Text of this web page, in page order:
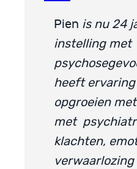
Pien is nu 24
instelling met
heeft
opgroeien
met
klachten,